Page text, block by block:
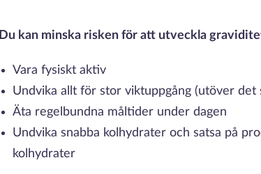
Du kan minska risken för att utveckla
Vara fysiskt aktiv
Undvika allt för stor viktuppgång (utöver
Äta regelbundna måltider under dagen
Undvika snabba kolhydrater och satsa på
kolhydrater